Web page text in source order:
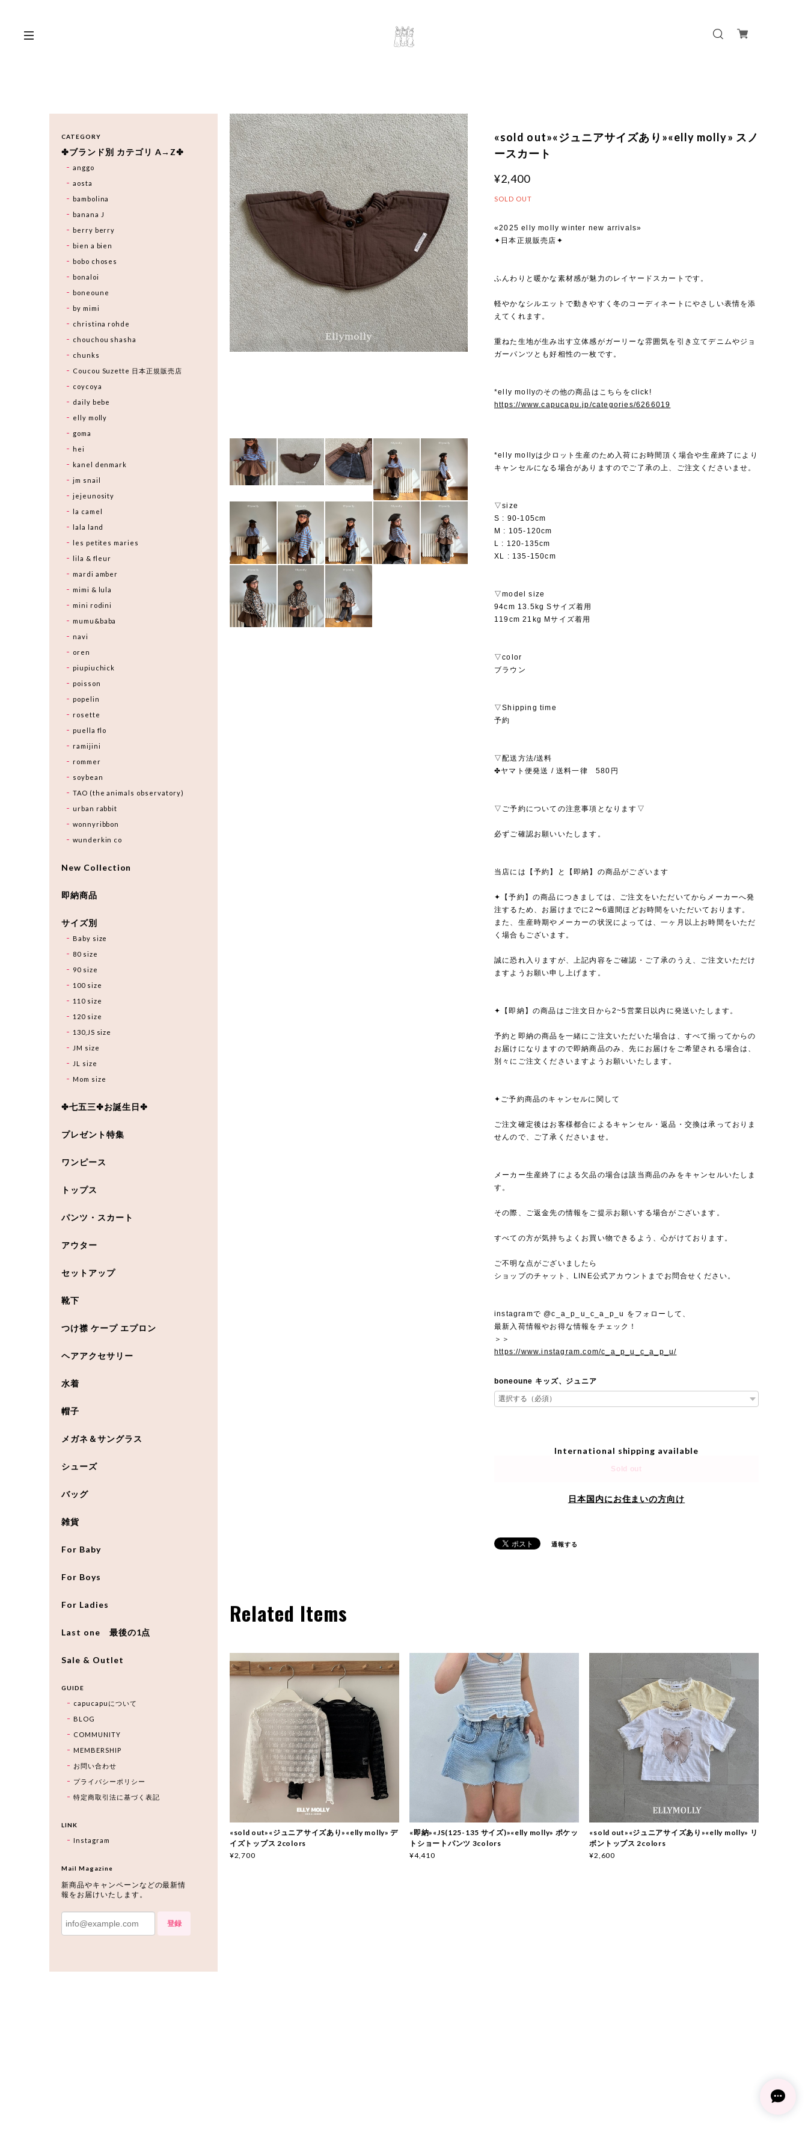
«sold out»«ジュニアサイズあり»«elly molly» スノ
ースカート
¥2,400
SOLD OUT
«2025 elly molly winter new arrivals»
✦日本正規販売店✦
ふんわりと暖かな素材感が魅力のレイヤードスカートです。
軽やかなシルエットで動きやすく冬のコーディネートにやさしい表情を添
えてくれます。
重ねた生地が生み出す立体感がガーリーな雰囲気を引き立てデニムやジョ
ガーパンツとも好相性の一枚です。
*elly mollyのその他の商品はこちらをclick!
https://www.capucapu.jp/categories/6266019
*elly mollyは少ロット生産のため入荷にお時間頂く場合や生産終了により
キャンセルになる場合がありますのでご了承の上、ご注文くださいませ。
▽size
S : 90-105cm
M : 105-120cm
L : 120-135cm
XL : 135-150cm
▽model size
94cm 13.5kg Sサイズ着用
119cm 21kg Mサイズ着用
▽color
ブラウン
▽Shipping time
予約
▽配送方法/送料
✤ヤマト便発送 / 送料一律 580円
▽ご予約についての注意事項となります▽
必ずご確認お願いいたします。
当店には【予約】と【即納】の商品がございます
✦【予約】の商品につきましては、ご注文をいただいてからメーカーへ発
注するため、お届けまでに2〜6週間ほどお時間をいただいております。
また、生産時期やメーカーの状況によっては、一ヶ月以上お時間をいただ
く場合もございます。
誠に恐れ入りますが、上記内容をご確認・ご了承のうえ、ご注文いただけ
ますようお願い申し上げます。
✦【即納】の商品はご注文日から2~5営業日以内に発送いたします。
予約と即納の商品を一緒にご注文いただいた場合は、すべて揃ってからの
お届けになりますので即納商品のみ、先にお届けをご希望される場合は、
別々にご注文くださいますようお願いいたします。
✦ご予約商品のキャンセルに関して
ご注文確定後はお客様都合によるキャンセル・返品・交換は承っておりま
せんので、ご了承くださいませ。
メーカー生産終了による欠品の場合は該当商品のみをキャンセルいたしま
す。
その際、ご返金先の情報をご提示お願いする場合がございます。
すべての方が気持ちよくお買い物できるよう、心がけております。
ご不明な点がございましたら
ショップのチャット、LINE公式アカウントまでお問合せください。
instagramで @c_a_p_u_c_a_p_u をフォローして、
最新入荷情報やお得な情報をチェック！
＞＞
https://www.instagram.com/c_a_p_u_c_a_p_u/
boneoune キッズ、ジュニア
International shipping available
Sold out
日本国内にお住まいの方向け
通報する
Related Items
«sold out»«ジュニアサイズあり»«elly molly» デ
イズトップス 2colors
¥2,700
«即納»«JS(125-135 サイズ)»«elly molly» ポケッ
トショートパンツ 3colors
¥4,410
«sold out»«ジュニアサイズあり»«elly molly» リ
ボントップス 2colors
¥2,600
CATEGORY
✤ブランド別 カテゴリ A→Z✤
anggo
aosta
bambolina
banana J
berry berry
bien a bien
bobo choses
bonaloi
boneoune
by mimi
christina rohde
chouchou shasha
chunks
Coucou Suzette 日本正規販売店
coycoya
daily bebe
elly molly
goma
hei
kanel denmark
jm snail
jejeunosity
la camel
lala land
les petites maries
lila & fleur
mardi amber
mimi & lula
mini rodini
mumu&baba
navi
oren
piupiuchick
poisson
popelin
rosette
puella flo
ramijini
rommer
soybean
TAO (the animals observatory)
urban rabbit
wonnyribbon
wunderkin co
New Collection
即納商品
サイズ別
Baby size
80 size
90 size
100 size
110 size
120 size
130,JS size
JM size
JL size
Mom size
✤七五三✤お誕生日✤
プレゼント特集
ワンピース
トップス
パンツ・スカート
アウター
セットアップ
靴下
つけ襟 ケープ エプロン
ヘアアクセサリー
水着
帽子
メガネ＆サングラス
シューズ
バッグ
雑貨
For Baby
For Boys
For Ladies
Last one 最後の1点
Sale & Outlet
GUIDE
capucapuについて
BLOG
COMMUNITY
MEMBERSHIP
お問い合わせ
プライバシーポリシー
特定商取引法に基づく表記
LINK
Instagram
Mail Magazine
新商品やキャンペーンなどの最新情
報をお届けいたします。
登録